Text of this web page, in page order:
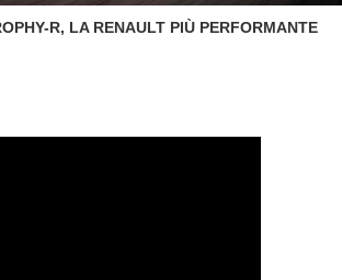
R, LA RENAULT PIÙ PERFORMANTE